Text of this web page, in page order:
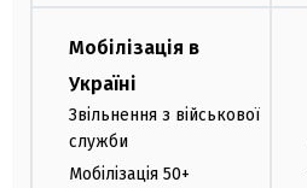
Мобілізація в
Україні
Звільнення з військової
служби
Мобілізація 50+